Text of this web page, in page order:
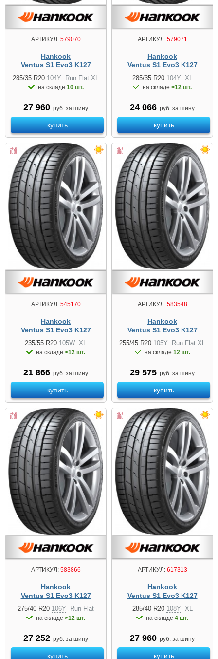
АРТИКУЛ:579070
Hankook
Ventus S1 Evo3 K127
285/35 R20 104Y Run Flat XL
на складе 10 шт.
27 960 руб. за шину
купить
АРТИКУЛ:579071
Hankook
Ventus S1 Evo3 K127
285/35 R20 104Y XL
на складе >12 шт.
24 066 руб. за шину
купить
АРТИКУЛ:545170
Hankook
Ventus S1 Evo3 K127
235/55 R20 105W XL
на складе >12 шт.
21 866 руб. за шину
купить
АРТИКУЛ:583548
Hankook
Ventus S1 Evo3 K127
255/45 R20 105Y Run Flat XL
на складе 12 шт.
29 575 руб. за шину
купить
АРТИКУЛ:583866
Hankook
Ventus S1 Evo3 K127
275/40 R20 106Y Run Flat
на складе >12 шт.
27 252 руб. за шину
купить
АРТИКУЛ:617313
Hankook
Ventus S1 Evo3 K127
285/40 R20 108Y XL
на складе 4 шт.
27 960 руб. за шину
купить